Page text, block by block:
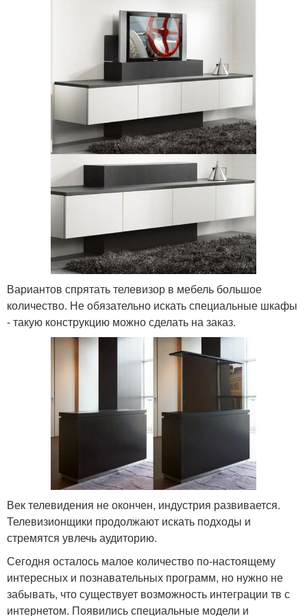
Вариантов спрятать телевизор в мебель большое
количество. Не обязательно искать специальные шкафы
- такую конструкцию можно сделать на заказ.
Век телевидения не окончен, индустрия развивается.
Телевизионщики продолжают искать подходы и
стремятся увлечь аудиторию.
Сегодня осталось малое количество по-настоящему
интересных и познавательных программ, но нужно не
забывать, что существует возможность интеграции тв с
интернетом. Появились специальные модели и